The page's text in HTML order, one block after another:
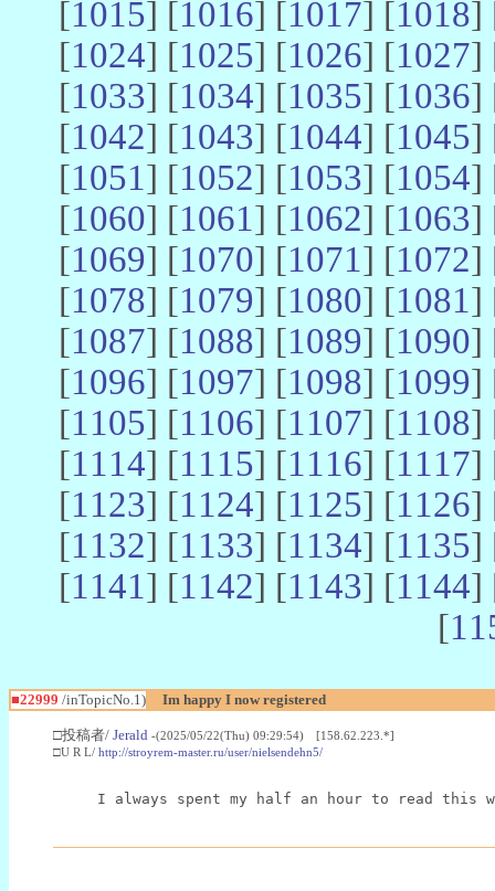
[1015] [1016] [1017] [1018]
[1024] [1025] [1026] [1027]
[1033] [1034] [1035] [1036]
[1042] [1043] [1044] [1045]
[1051] [1052] [1053] [1054]
[1060] [1061] [1062] [1063]
[1069] [1070] [1071] [1072]
[1078] [1079] [1080] [1081]
[1087] [1088] [1089] [1090]
[1096] [1097] [1098] [1099]
[1105] [1106] [1107] [1108]
[1114] [1115] [1116] [1117]
[1123] [1124] [1125] [1126]
[1132] [1133] [1134] [1135]
[1141] [1142] [1143] [1144]
[
■22999 /inTopicNo.1) Im happy I now registered
□投稿者/ Jerald -(2025/05/22(Thu) 09:29:54) [158.62.223.*]
□U R L/ http://stroyrem-master.ru/user/nielsendehn5/
I always spent my half an hour to read